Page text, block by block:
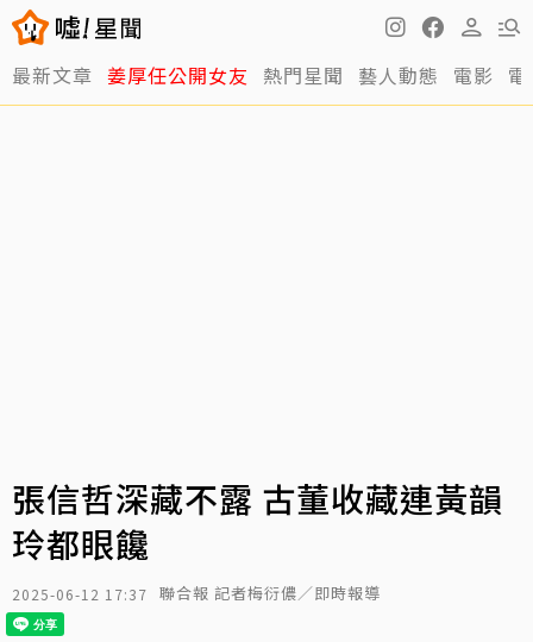
最新文章 姜厚任公開女友 熱門星聞 藝人動態 電影
張信哲深藏不露 古董收藏連黃韻
玲都眼饞
2025-06-12 17:37 聯合報 記者梅衍儂／即時報導